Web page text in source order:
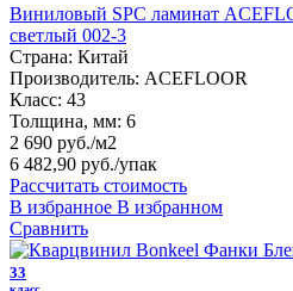
Виниловый SPC ламинат
светлый 002-3
Страна: Китай
Производитель: ACEFLOOR
Класс: 43
Толщина, мм: 6
2 690 руб./м2
6 482,90 руб./упак
Рассчитать стоимость
В избранное В избранном
Сравнить
33